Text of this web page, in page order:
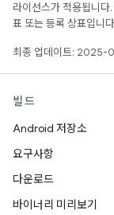
라이선스가 적용됩니
표 또는 등록 상표입니
최종 업데이트:
빌드
Android 저장소
요구사항
다운로드
바이너리 미리보기